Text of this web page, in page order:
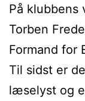
På klubbens
Torben
Formand for
Til sidst er
læselyst og